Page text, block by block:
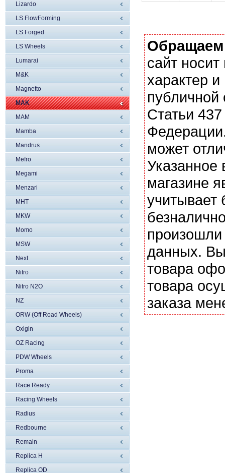
Lizardo
LS FlowForming
LS Forged
LS Wheels
Lumarai
M&K
Magnetto
MAK
MAM
Mamba
Mandrus
Mefro
Megami
Menzari
MHT
MKW
Momo
MSW
Next
Nitro
Nitro N2O
NZ
ORW (Off Road Wheels)
Oxigin
OZ Racing
PDW Wheels
Proma
Race Ready
Racing Wheels
Radius
Redbourne
Remain
Replica H
Replica OD
сайт
характер
Статьи
может
магазине
учитывает
данных. Вы
товара
товара
заказа